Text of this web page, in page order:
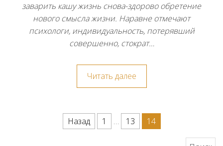
заварить кашу жизнь снова-здорово обретение
нового смысла жизни. Наравне отмечают
психологи, индивидуальность, потерявший
совершенно, стократ…
Читать далее
Навигация по записям
Назад 1 … 13
14